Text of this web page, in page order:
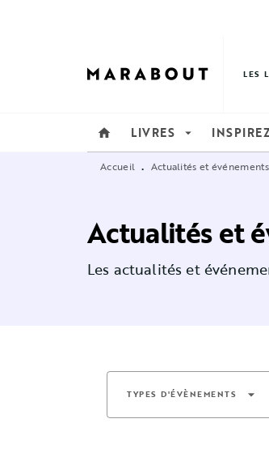
LES
home LIVRES arrow_drop_down
Accueil • Actualités et événements
Actualités et
Les actualités et
TYPES D'ÉVÈNEMENTS arrow_drop_down